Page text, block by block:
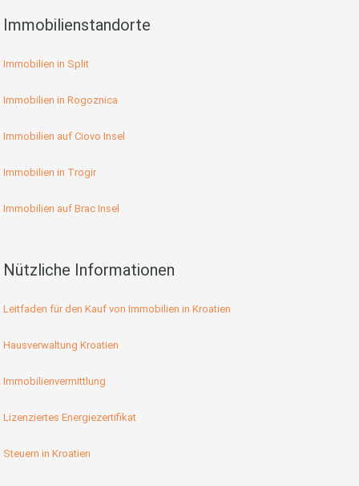
Immobilienstandorte
Immobilien in Split
Immobilien in Rogoznica
Immobilien auf Ciovo Insel
Immobilien in Trogir
Immobilien auf Brac Insel
Nützliche Informationen
Leitfaden für den Kauf von Immobilien in Kroatien
Hausverwaltung Kroatien
Immobilienvermittlung
Lizenziertes Energiezertifikat
Steuern in Kroatien